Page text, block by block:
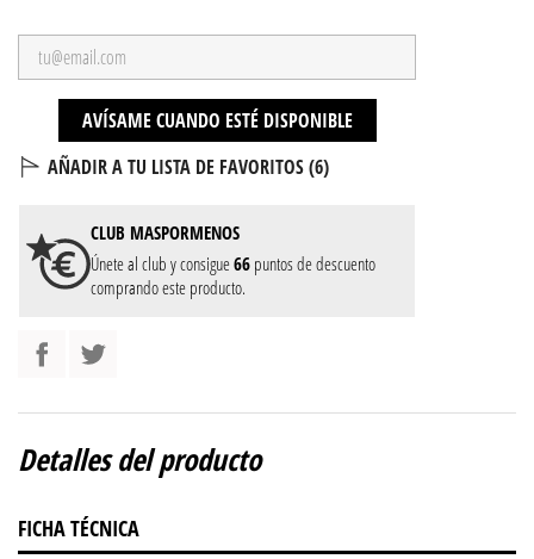
AVÍSAME CUANDO ESTÉ DISPONIBLE
AÑADIR A TU LISTA DE FAVORITOS (6)
CLUB MASPORMENOS
Únete al club y consigue66 puntos de descuento
comprando este producto.
Detalles del producto
FICHA TÉCNICA